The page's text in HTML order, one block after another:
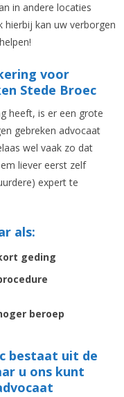
in andere locaties
kan uw verborgen
voor
Stede Broec
heeft, is er een grote
gebreken advocaat
wel vaak zo dat
liever eerst zelf
expert te
als:
geding
beroep
bestaat uit de
u ons kunt